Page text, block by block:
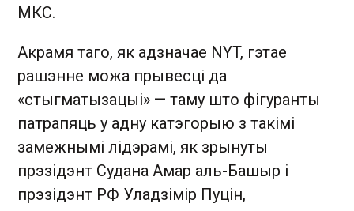
МКС.
Акрамя таго, як адзначае NYT, гэтае
рашэнне можа прывесці да
«стыгматызацыі» — таму што фігуранты
патрапяць у адну катэгорыю з такімі
замежнымі лідэрамі, як зрынуты
прэзідэнт Судана Амар аль-Башыр і
прэзідэнт РФ Уладзімір Пуцін,